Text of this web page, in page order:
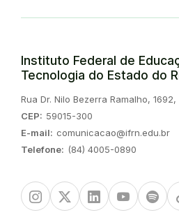
Instituto Federal de
Tecnologia do Estado do
Endereço:
Rua Dr. Nilo Bezerra Ramalho, 1692,
CEP: 59015-300
E-mail: comunicacao@ifrn.edu.br
Telefone: (84) 4005-0890
InstagramTwitter/XLinkedinYoutubeSpotify